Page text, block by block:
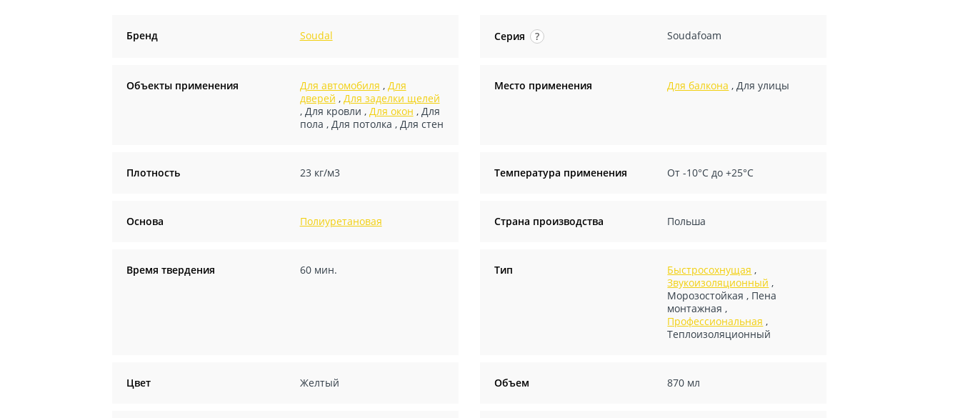
Бренд Soudal Серия ? Soudafoam
Объекты применения Для автомобиля , Для
дверей , Для заделки щелей
, Для кровли , Для окон , Для
пола , Для потолка , Для стен
Место применения Для балкона ,Для улицы
Плотность 23 кг/м3 Температура применения От -10°С до +25°С
Основа Полиуретановая Страна производства Польша
Время твердения 60 мин. Тип Быстросохнущая ,
Звукоизоляционный ,
Морозостойкая , Пена
монтажная ,
Профессиональная ,
Теплоизоляционный
Цвет Желтый Объем 870 мл